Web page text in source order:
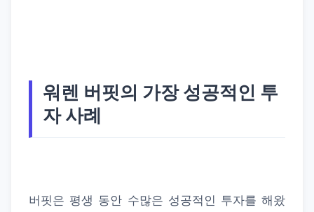
워렌 버핏의 가장 성공적인 투
자 사례
버핏은 평생 동안 수많은 성공적인 투자를 해왔